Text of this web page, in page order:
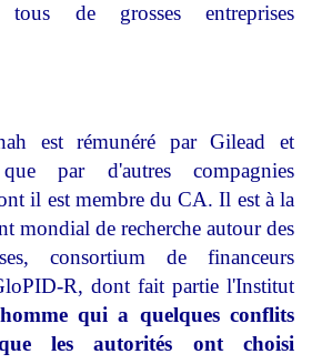
tous de grosses entreprises
est rémunéré par Gilead et
par d'autres compagnies
il est membre du CA. Il est à la
mondial de recherche autour des
consortium de financeurs
R, dont fait partie l'Institut
qui a quelques conflits
les autorités ont choisi